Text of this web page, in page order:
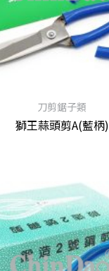
刀剪鋸子類
獅王蒜頭剪A(藍柄)